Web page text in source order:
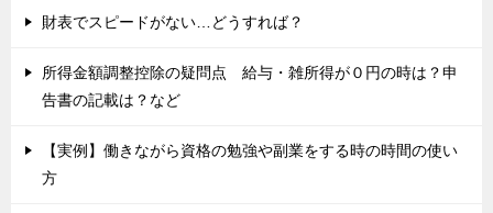
財表でスピードがない…どうすれば？
所得金額調整控除の疑問点 給与・雑所得が０円の時は？申
告書の記載は？など
【実例】働きながら資格の勉強や副業をする時の時間の使い
方